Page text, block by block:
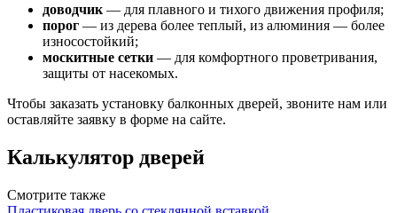
доводчик — для плавного и тихого движения профиля;
порог — из дерева более теплый, из алюминия — более
износостойкий;
москитные сетки — для комфортного проветривания,
защиты от насекомых.
Чтобы заказать установку балконных дверей, звоните нам или
оставляйте заявку в форме на сайте.
Калькулятор дверей
Смотрите также